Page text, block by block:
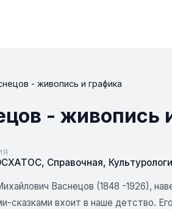
- живопись и графика
- живопись
, Справочная,
Васнецов (1848 -1926),
сказками вхоит в наше детство.